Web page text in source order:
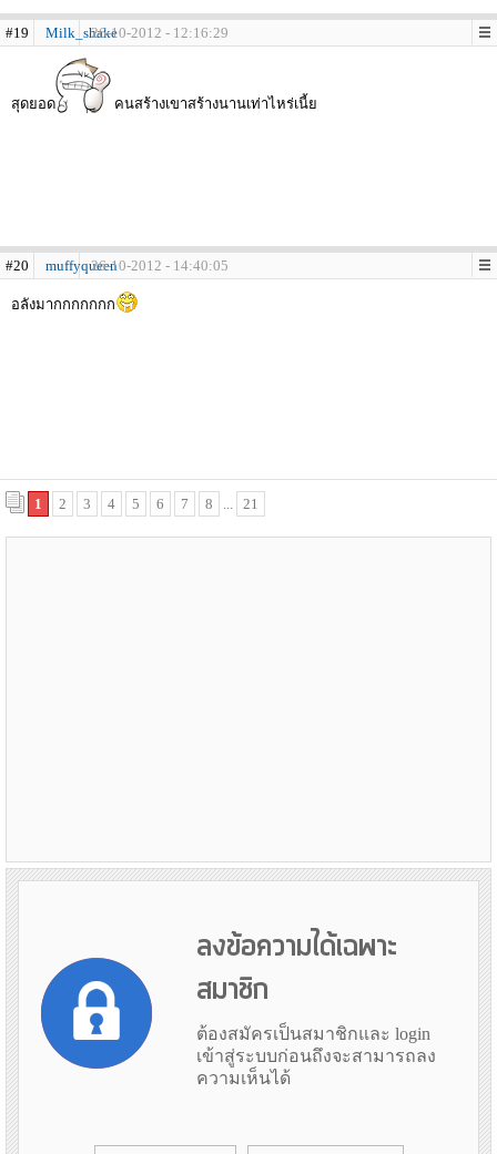
#19 Milk_shake26-10-2012 - 12:16:29
สุดยอด คนสร้างเขาสร้างนานเท่าไหร่เนี้ย
#20 muffyqueen26-10-2012 - 14:40:05
อลังมากกกกกกก
1 2 3 4 5 6 7 8 ... 21
ลงข้อความได้เฉพาะ
สมาชิก
ต้องสมัครเป็นสมาชิกและ login
เข้าสู่ระบบก่อนถึงจะสามารถลง
ความเห็นได้